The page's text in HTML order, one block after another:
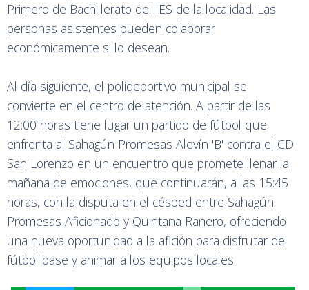
Primero de Bachillerato del IES de la localidad. Las
personas asistentes pueden colaborar
económicamente si lo desean.
Al día siguiente, el polideportivo municipal se
convierte en el centro de atención. A partir de las
12:00 horas tiene lugar un partido de fútbol que
enfrenta al Sahagún Promesas Alevín 'B' contra el CD
San Lorenzo en un encuentro que promete llenar la
mañana de emociones, que continuarán, a las 15:45
horas, con la disputa en el césped entre Sahagún
Promesas Aficionado y Quintana Ranero, ofreciendo
una nueva oportunidad a la afición para disfrutar del
fútbol base y animar a los equipos locales.